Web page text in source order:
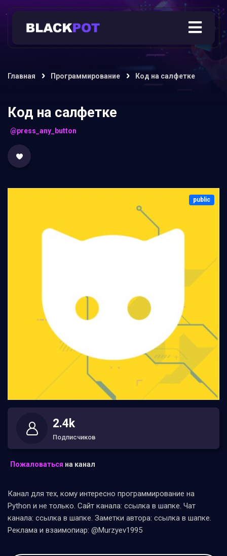
Главная Программирование Код на салфетке
Код на салфетке
@press_any_button
public
2.4k
Подписчиков
Пожаловаться на канал
Канал для тех, кому интересно программирование на
Python и не только. Сайт канала: ссылка в шапке. Чат
канала: ссылка в шапке. Заметки автора: ссылка в шапке.
Реклама и взаимопиар: @Murzyev1995